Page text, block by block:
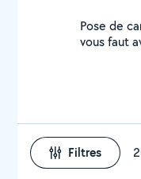
Pose de
vous faut
Filtres